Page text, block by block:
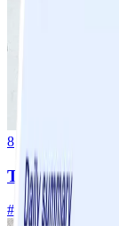
8
Tacos
# Lätt15 MIN